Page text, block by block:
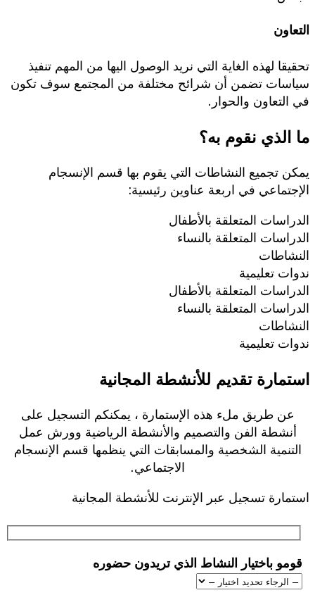
التعاون
تحقيقا لهذه الغاية التي نريد الوصول اليها من المهم تنفيذ
سياسات تضمن أن شرائح مختلفة من المجتمع سوف تكون
في التعاون والحوار.
ما الذي نقوم به؟
يمكن تجميع النشاطات التي يقوم بها قسم الإنسجام
الإجتماعي في اربعة عناوين رئيسية:
الدراسات المتعلقة بالأطفال
الدراسات المتعلقة بالنساء
النشاطات
ندوات تعليمية
الدراسات المتعلقة بالأطفال
الدراسات المتعلقة بالنساء
النشاطات
ندوات تعليمية
استمارة تقديم للأنشطة المجانية
عن طريق ملء هذه الإستمارة ، يمكنكم التسجيل على
أنشطة الفن والتصميم والأنشطة الرياضية وورش عمل
التنمية الشخصية والمسابقات التي ينظمها قسم الإنسجام
الاجتماعي.
استمارة تسجيل عبر الإنترنت للأنشطة المجانية
قومو باختيار النشاط الذي تريدون حضوره